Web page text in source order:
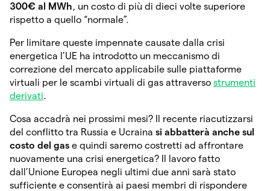
300€ al MWh, un costo di più di dieci volte superiore
rispetto a quello “normale”.
Per limitare queste impennate causate dalla crisi
energetica l’UE ha introdotto un meccanismo di
correzione del mercato applicabile sulle piattaforme
virtuali per le scambi virtuali di gas attraverso strumenti
derivati.
Cosa accadrà nei prossimi mesi? Il recente riacutizzarsi
del conflitto tra Russia e Ucraina si abbatterà anche sul
costo del gas e quindi saremo costretti ad affrontare
nuovamente una crisi energetica? Il lavoro fatto
dall’Unione Europea negli ultimi due anni sarà stato
sufficiente e consentirà ai paesi membri di rispondere